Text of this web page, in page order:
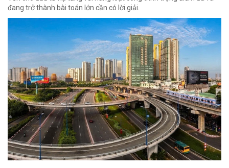
đang trở thành bài toán lớn cần có lời giải.